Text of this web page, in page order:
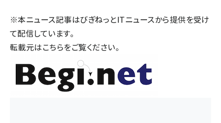
※本ニュース記事はびぎねっとITニュースから提供を受け
て配信しています。
転載元はこちらをご覧ください。